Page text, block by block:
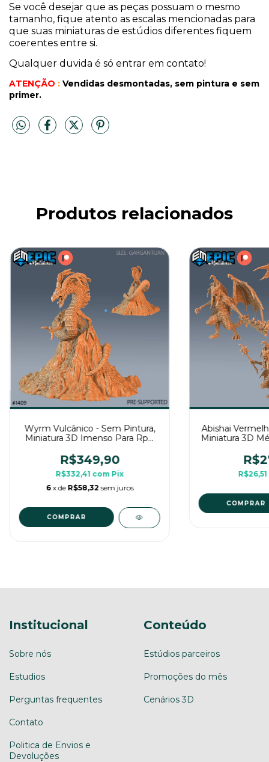
Se você desejar que as peças possuam o mesmo
tamanho, fique atento as escalas mencionadas para
que suas miniaturas de estúdios diferentes fiquem
coerentes entre si.
Qualquer duvida é só entrar em contato!
ATENÇÃO : Vendidas desmontadas, sem pintura e sem
primer.
Produtos relacionados
Wyrm Vulcânico - Sem Pintura,
Miniatura 3D Imenso Para Rpg
R$349,90
R$332,41 com Pix
6 x de R$58,32 sem juros
Abishai
Miniatura 3D
R$26,51
COMPRAR
Institucional
Sobre nós
Estudios
Perguntas frequentes
Contato
Politica de Envios e
Devoluções
Conteúdo
Estúdios parceiros
Promoções do mês
Cenários 3D